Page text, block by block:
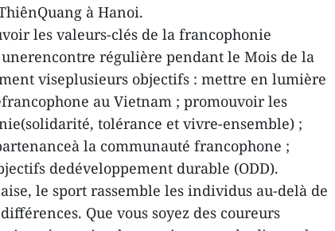
à Hanoi.
les valeurs-clés de la francophonie
régulière pendant le Mois de la
viseplusieurs objectifs : mettre en lumière
au Vietnam ; promouvoir les
tolérance et vivre-ensemble) ;
la communauté francophone ;
dedéveloppement durable (ODD).
le sport rassemble les individus au-delà de
Que vous soyez des coureurs